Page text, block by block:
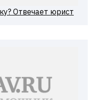
Отвечает юрист